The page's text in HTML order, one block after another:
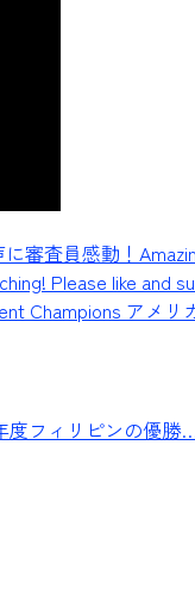
審査員感動！
Please like and
Champions アメリ
度フィリピンの優勝